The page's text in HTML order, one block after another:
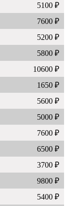
5100 ₽
7600 ₽
5200 ₽
5800 ₽
10600 ₽
1650 ₽
5600 ₽
5000 ₽
7600 ₽
6500 ₽
3700 ₽
9800 ₽
5400 ₽